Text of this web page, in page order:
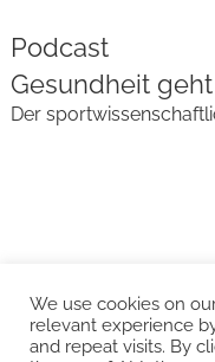
Podcast
Gesundheit
Der
We use cookies on
relevant experience
and repeat visits. By